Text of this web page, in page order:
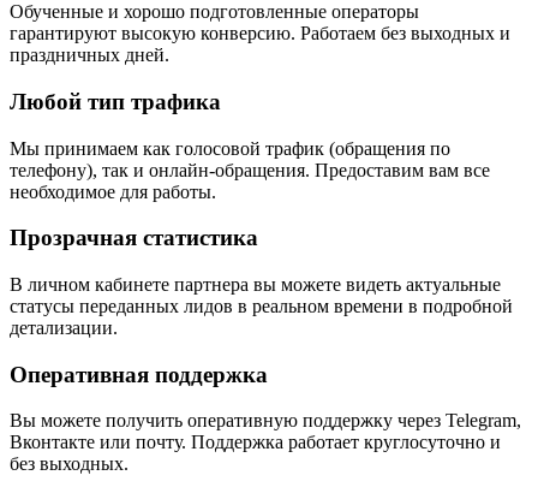
Обученные и хорошо подготовленные операторы
гарантируют высокую конверсию. Работаем без выходных и
праздничных дней.
Любой тип трафика
Мы принимаем как голосовой трафик (обращения по
телефону), так и онлайн-обращения. Предоставим вам все
необходимое для работы.
Прозрачная статистика
В личном кабинете партнера вы можете видеть актуальные
статусы переданных лидов в реальном времени в подробной
детализации.
Оперативная поддержка
Вы можете получить оперативную поддержку через Telegram,
Вконтакте или почту. Поддержка работает круглосуточно и
без выходных.